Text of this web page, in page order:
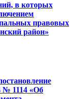
в которых
правовых
район»
№ 1114 «Об